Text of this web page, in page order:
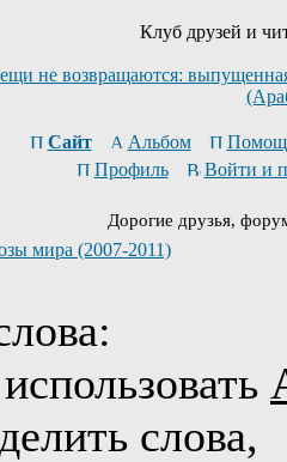
Клуб друзей и
не возвращаются:
Сайт Альбом
Профиль
Войти и
Дорогие друзья,
мира (2007-2011)
слова,